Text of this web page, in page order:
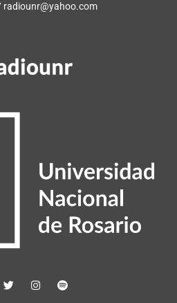
radiounr@yahoo.com